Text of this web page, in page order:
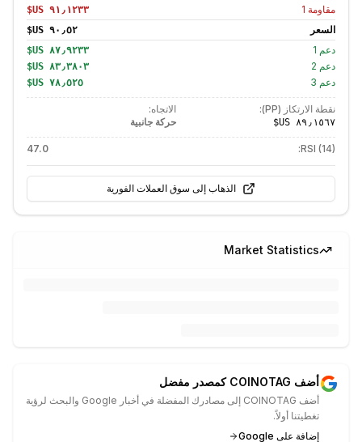
مقاومة 1
السعر
دعم 1
دعم 2
دعم 3
نقطة الارتكاز (PP):
الاتجاه:
حركة جانبية
RSI (14):
47.0
الذهاب إلى سوق العملات الفورية
Market Statistics
أضف COINOTAG كمصدر مفضل
أضف COINOTAG إلى مصادرك المفضلة في أخبار Google والبحث لرؤية
تغطيتنا أولاً.
إضافة على Google